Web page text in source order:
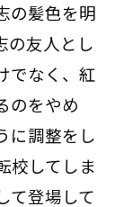
の髪色を明
の友人とし
でなく、紅
のをやめ
に調整をし
校してしま
て登場して